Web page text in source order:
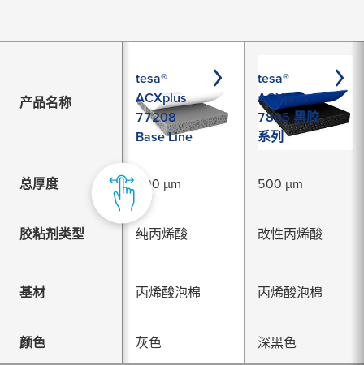
产品名称
tesa®
ACXplus
77208
Base Line
tesa®
ACXplus
7805 黑胶
系列
总厚度 800 µm 500 µm
胶粘剂类型 纯丙烯酸 改性丙烯酸
基材 丙烯酸泡棉 丙烯酸泡棉
颜色 灰色 深黑色